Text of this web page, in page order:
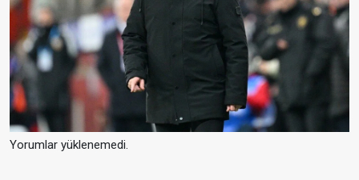
Yorumlar yüklenemedi.